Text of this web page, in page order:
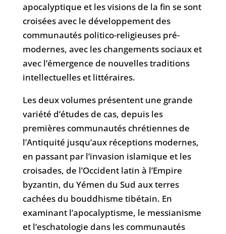
apocalyptique et les visions de la fin se sont
croisées avec le développement des
communautés politico-religieuses pré-
modernes, avec les changements sociaux et
avec l’émergence de nouvelles traditions
intellectuelles et littéraires.
Les deux volumes présentent une grande
variété d’études de cas, depuis les
premières communautés chrétiennes de
l’Antiquité jusqu’aux réceptions modernes,
en passant par l’invasion islamique et les
croisades, de l’Occident latin à l’Empire
byzantin, du Yémen du Sud aux terres
cachées du bouddhisme tibétain. En
examinant l’apocalyptisme, le messianisme
et l’eschatologie dans les communautés